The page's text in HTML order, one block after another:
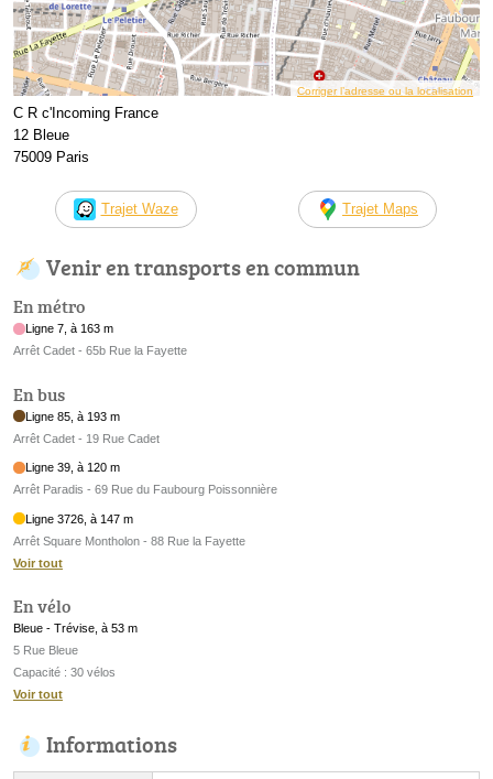
Corriger l’adresse ou la localisation
C R c'Incoming France
12 Bleue
75009 Paris
Trajet Waze Trajet Maps
Venir en transports en commun
En métro
Ligne 7, à 163 m
Arrêt Cadet - 65b Rue la Fayette
En bus
Ligne 85, à 193 m
Arrêt Cadet - 19 Rue Cadet
Ligne 39, à 120 m
Arrêt Paradis - 69 Rue du Faubourg Poissonnière
Ligne 3726, à 147 m
Arrêt Square Montholon - 88 Rue la Fayette
Voir tout
En vélo
Bleue - Trévise, à 53 m
5 Rue Bleue
Capacité : 30 vélos
Voir tout
Informations